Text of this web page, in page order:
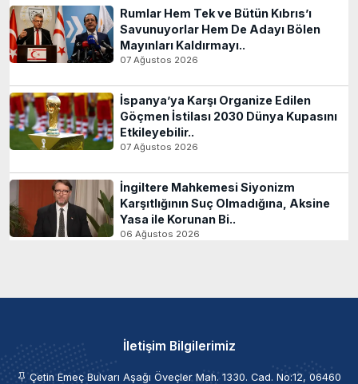
Rumlar Hem Tek ve Bütün Kıbrıs’ı
Savunuyorlar Hem De Adayı Bölen
Mayınları Kaldırmayı..
07 Ağustos 2026
İspanya’ya Karşı Organize Edilen
Göçmen İstilası 2030 Dünya Kupasını
Etkileyebilir..
07 Ağustos 2026
İngiltere Mahkemesi Siyonizm
Karşıtlığının Suç Olmadığına, Aksine
Yasa ile Korunan Bi..
06 Ağustos 2026
İletişim Bilgilerimiz
Çetin Emeç Bulvarı Aşağı Öveçler Mah. 1330. Cad. No:12, 06460